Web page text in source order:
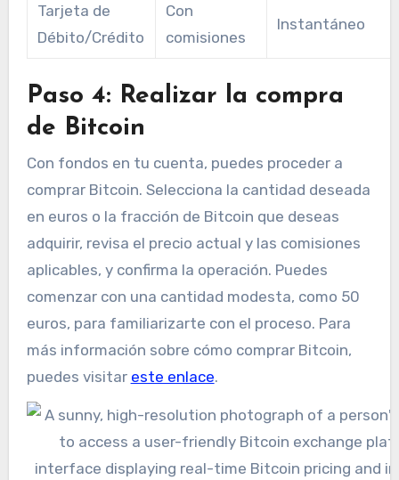
Tarjeta de
Débito/Crédito
Con
comisiones
Instantáneo
Paso 4: Realizar la compra
de Bitcoin
Con fondos en tu cuenta, puedes proceder a
comprar Bitcoin. Selecciona la cantidad deseada
en euros o la fracción de Bitcoin que deseas
adquirir, revisa el precio actual y las comisiones
aplicables, y confirma la operación. Puedes
comenzar con una cantidad modesta, como 50
euros, para familiarizarte con el proceso. Para
más información sobre cómo comprar Bitcoin,
puedes visitar este enlace.